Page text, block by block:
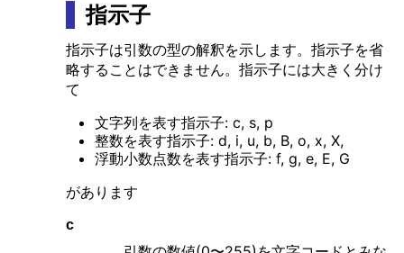
指示子
指示子は引数の型の解釈を示します。指示子を省
略することはできません。指示子には大きく分け
て
文字列を表す指示子: c, s, p
整数を表す指示子: d, i, u, b, B, o, x, X,
浮動小数点数を表す指示子: f, g, e, E, G
があります
c